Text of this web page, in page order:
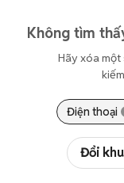
Không tìm
Hãy xóa một
Điện thoại
Đổi